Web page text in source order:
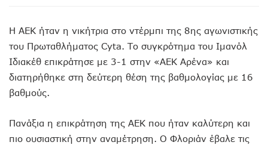
Η ΑΕΚ ήταν η νικήτρια στο ντέρμπι της 8ης αγωνιστικής
του Πρωταθλήματος Cyta. Το συγκρότημα του Ιμανόλ
Ιδιακέθ επικράτησε με 3-1 στην «ΑΕΚ Αρένα» και
διατηρήθηκε στη δεύτερη θέση της βαθμολογίας με 16
βαθμούς.
Πανάξια η επικράτηση της ΑΕΚ που ήταν καλύτερη και
πιο ουσιαστική στην αναμέτρηση. Ο Φλοριάν έβαλε τις